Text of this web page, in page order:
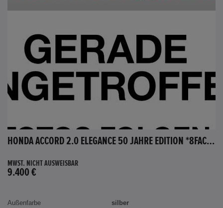
HONDA ACCORD 2.0 ELEGANCE 50 JAHRE EDITION *8FACH BEREIFT*
MWST. NICHT AUSWEISBAR
9.400 €
Außenfarbe
silber